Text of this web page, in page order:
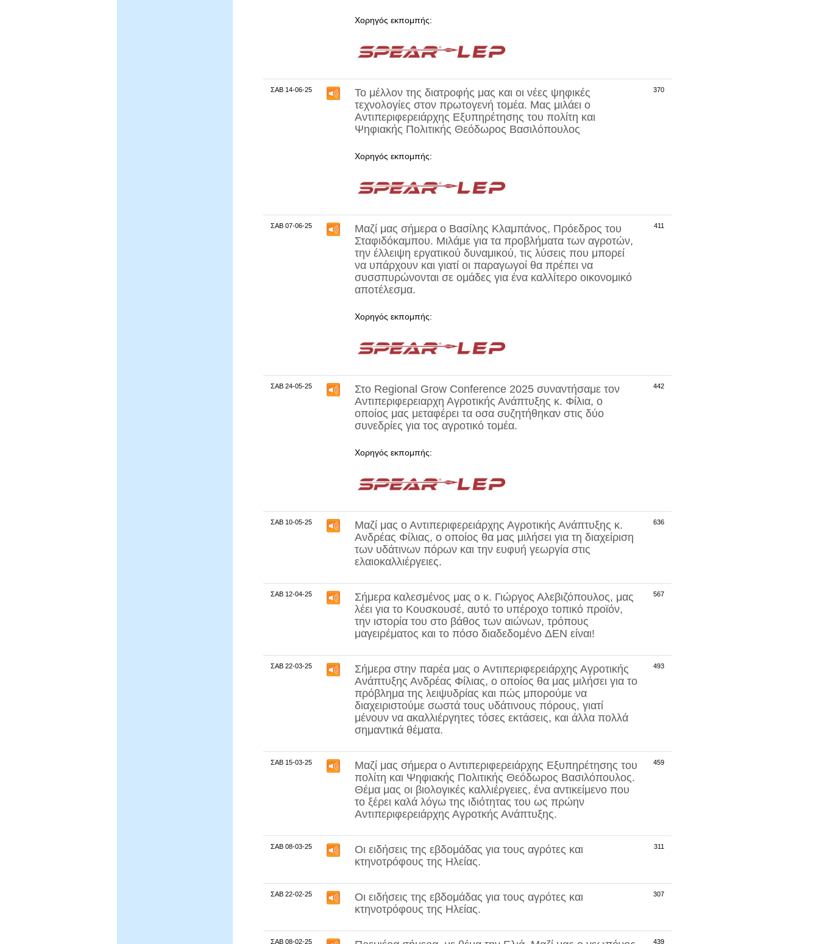
Χορηγός εκπομπής:
ΣΑΒ 14-06-25
Το μέλλον της διατροφής μας και οι νέες ψηφικές
τεχνολογίες στον πρωτογενή τομέα. Μας μιλάει ο
Αντιπεριφερειάρχης Εξυπηρέτησης του πολίτη και
Ψηφιακής Πολιτικής Θεόδωρος Βασιλόπουλος
Χορηγός εκπομπής:
370
ΣΑΒ 07-06-25 Μαζί μας σήμερα ο Βασίλης Κλαμπάνος, Πρόεδρος του
Σταφιδόκαμπου. Μιλάμε για τα προβλήματα των αγροτών,
την έλλειψη εργατικού δυναμικού, τις λύσεις που μπορεί
να υπάρχουν και γιατί οι παραγωγοί θα πρέπει να
συσσπυρώνονται σε ομάδες για ένα καλλίτερο οικονομικό
αποτέλεσμα.
Χορηγός εκπομπής:
411
ΣΑΒ 24-05-25 Στο Regional Grow Conference 2025 συναντήσαμε τον
Αντιπεριφερειαρχη Αγροτικής Ανάπτυξης κ. Φίλια, ο
οποίος μας μεταφέρει τα οσα συζητήθηκαν στις δύο
συνεδρίες για τος αγροτικό τομέα.
Χορηγός εκπομπής:
442
ΣΑΒ 10-05-25
Μαζί μας ο Αντιπεριφερειάρχης Αγροτικής Ανάπτυξης κ.
Ανδρέας Φίλιας, ο οποίος θα μας μιλήσει για τη διαχείριση
των υδάτινων πόρων και την ευφυή γεωργία στις
ελαιοκαλλιέργειες.
636
ΣΑΒ 12-04-25 Σήμερα καλεσμένος μας ο κ. Γιώργος Αλεβιζόπουλος, μας
λέει για το Κουσκουσέ, αυτό το υπέροχο τοπικό προϊόν,
την ιστορία του στο βάθος των αιώνων, τρόπους
μαγειρέματος και το πόσο διαδεδομένο ΔΕΝ είναι!
567
ΣΑΒ 22-03-25 Σήμερα στην παρέα μας ο Αντιπεριφερειάρχης Αγροτικής
Ανάπτυξης Ανδρέας Φίλιας, ο οποίος θα μας μιλήσει για το
πρόβλημα της λειψυδρίας και πώς μπορούμε να
διαχειριστούμε σωστά τους υδάτινους πόρους, γιατί
μένουν να ακαλλιέργητες τόσες εκτάσεις, και άλλα πολλά
σημαντικά θέματα.
493
ΣΑΒ 15-03-25
Μαζί μας σήμερα ο Αντιπεριφερειάρχης Εξυπηρέτησης του
πολίτη και Ψηφιακής Πολιτικής Θεόδωρος Βασιλόπουλος.
Θέμα μας οι βιολογικές καλλιέργειες, ένα αντικείμενο που
το ξέρει καλά λόγω της ιδιότητας του ως πρώην
Αντιπεριφερειάρχης Αγροτκής Ανάπτυξης.
459
ΣΑΒ 08-03-25
Οι ειδήσεις της εβδομάδας για τους αγρότες και
κτηνοτρόφους της Ηλείας.
311
ΣΑΒ 22-02-25
Οι ειδήσεις της εβδομάδας για τους αγρότες και
κτηνοτρόφους της Ηλείας.
307
ΣΑΒ 08-02-25 439